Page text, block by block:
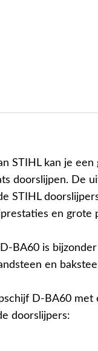
STIHL kan je
doorslijpen. De
STIHL
en
BA60 is
en
D-BA60 met
doorslijpers: